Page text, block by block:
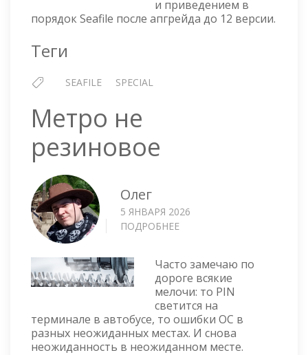
РАБОТАЕТ
СТАТИСТИКА
и приведением в
порядок Seafile после апгрейда до 12 версии.
Теги
SEAFILE SPECIAL
Метро не
резиновое
Олег
5 ЯНВАРЯ 2026
ПОДРОБНЕЕ
РЕЗИНОВОЕ
Часто замечаю по
дороге всякие
мелочи: то PIN
светится на
терминале в автобусе, то ошибки ОС в
разных неожиданных местах. И снова
неожиданность в неожиданном месте.